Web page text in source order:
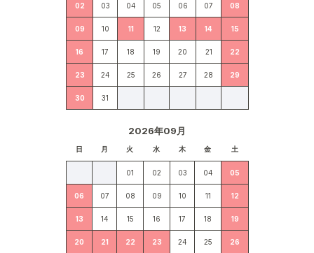
02 03 04 05 06 07 08
09 10 11 12 13 14 15
16 17 18 19 20 21 22
23 24 25 26 27 28 29
30 31
2026年09月
日 月 火 水 木 金 土
01 02 03 04 05
06 07 08 09 10 11 12
13 14 15 16 17 18 19
20 21 22 23 24 25 26